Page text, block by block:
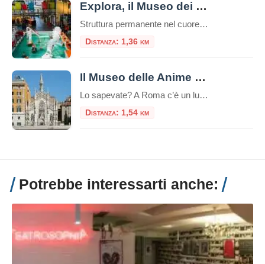
Explora, il Museo dei Bambini
Struttura permanente nel cuore di Roma, Explora il Museo dei Bambini attiva dal 2001, è dedicata a bambine e bambini da 0 a 11 anni.Da oltre 20 anni, è il punto di riferimento per l’educazione informale e le attività creative per le famiglie, le scuole e il mondo dell’infanzia. Uno spazio in cui l’esplorazione e […]
Distanza: 1,36 km
Il Museo delle Anime del Purgatorio
Lo sapevate? A Roma c’è un luogo unico e inquietante: il Museo delle Anime del Purgatorio. Il museo delle anime del Purgatorio è un’esposizione di documenti e testimonianze allestita in un locale adiacente alla sacrestia della piccola chiesa neogotica del Sacro Cuore del Suffragio a Roma. Tali documenti proverebbero l’esistenza del Purgatorio. La chiesa del […]
Distanza: 1,54 km
Potrebbe interessarti anche: